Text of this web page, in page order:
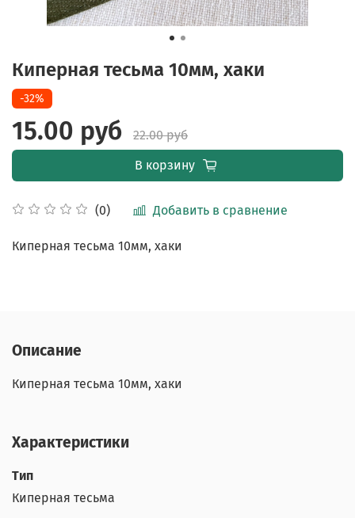
Киперная тесьма 10мм, хаки
(0) Добавить в сравнение
-32%
15.00 руб
22.00 руб
В корзину
Киперная тесьма 10мм, хаки
Описание
Киперная тесьма 10мм, хаки
Характеристики
Тип
Киперная тесьма